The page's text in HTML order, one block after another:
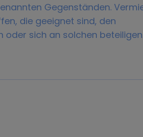
Gegenständen.
die geeignet sind, den
oder sich an solchen